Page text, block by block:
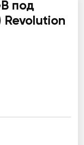
под
Revolution